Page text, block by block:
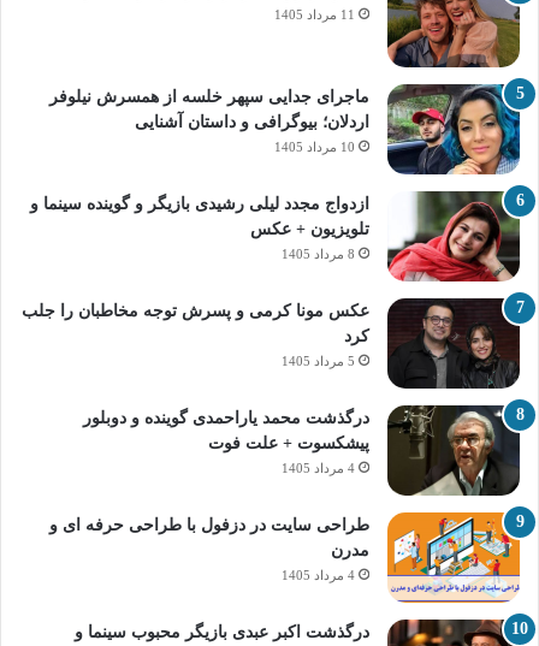
11 مرداد 1405
ماجرای جدایی سپهر خلسه از همسرش نیلوفر
اردلان؛ بیوگرافی و داستان آشنایی
10 مرداد 1405
ازدواج مجدد لیلی رشیدی بازیگر و گوینده سینما و
تلویزیون + عکس
8 مرداد 1405
عکس مونا کرمی و پسرش توجه مخاطبان را جلب
کرد
5 مرداد 1405
درگذشت محمد یاراحمدی گوینده و دوبلور
پیشکسوت + علت فوت
4 مرداد 1405
طراحی سایت در دزفول با طراحی حرفه‌ ای و
مدرن
4 مرداد 1405
درگذشت اکبر عبدی بازیگر محبوب سینما و